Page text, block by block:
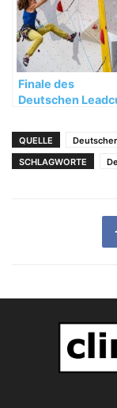
Finale des
Deutschen
QUELLE
SCHLAGWORTE